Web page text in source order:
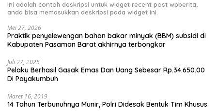
Ini adalah contoh deskripsi untuk widget recent post wpberita,
anda bisa memasukkan deskripsi pada widget ini.
Mei 27, 2026
Praktik penyelewengan bahan bakar minyak (BBM) subsidi di
Kabupaten Pasaman Barat akhirnya terbongkar
Juli 27, 2025
Pelaku Berhasil Gasak Emas Dan Uang Sebesar Rp.34.650.00
Di Payakumbuh
Maret 16, 2019
14 Tahun Terbunuhnya Munir, Polri Didesak Bentuk Tim Khusus